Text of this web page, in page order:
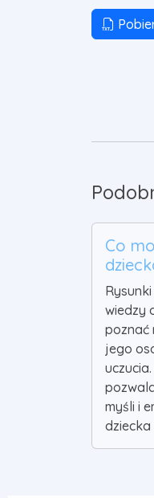
Co
wiedzy
poznać
jego
myśli i